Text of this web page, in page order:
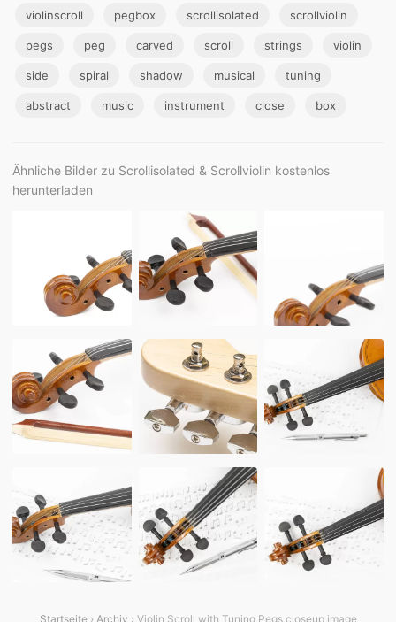
violinscroll pegbox scrollisolated scrollviolin
pegs peg carved scroll strings violin
side spiral shadow musical tuning
abstract music instrument close box
Ähnliche Bilder zu Scrollisolated & Scrollviolin kostenlos
herunterladen
Startseite› Archiv › Violin Scroll with Tuning Pegs closeup image